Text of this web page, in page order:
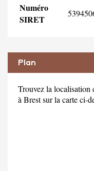
Numéro
SIRET
Plan
Trouvez la localisation
à Brest sur la carte ci-